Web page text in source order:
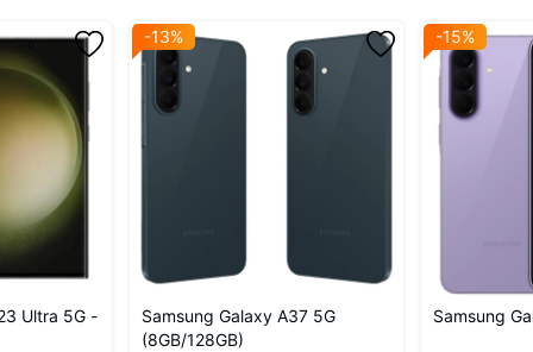
thước 6.7 inch, mở ra một không gian hiển thị rộng lớn lý tưởng
xã hội cũng hiển thị được nhiều nội dung hơn, giúp giảm đáng
Ultra 5G -
-13%
Samsung Galaxy A37 5G
(8GB/128GB)
-15%
Samsung